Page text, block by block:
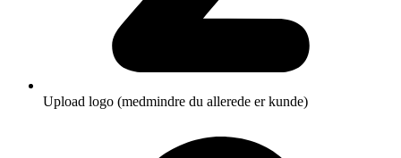
Upload logo (medmindre du allerede er kunde)